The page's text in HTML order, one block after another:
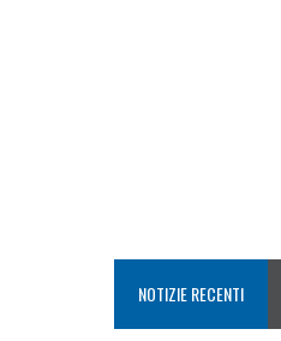
NOTIZIE RECENTI